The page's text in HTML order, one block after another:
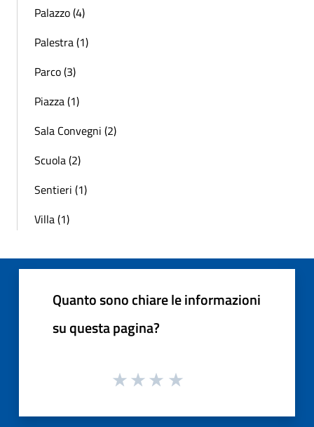
Palazzo (4)
Palestra (1)
Parco (3)
Piazza (1)
Sala Convegni (2)
Scuola (2)
Sentieri (1)
Villa (1)
Quanto sono chiare le informazioni
su questa pagina?